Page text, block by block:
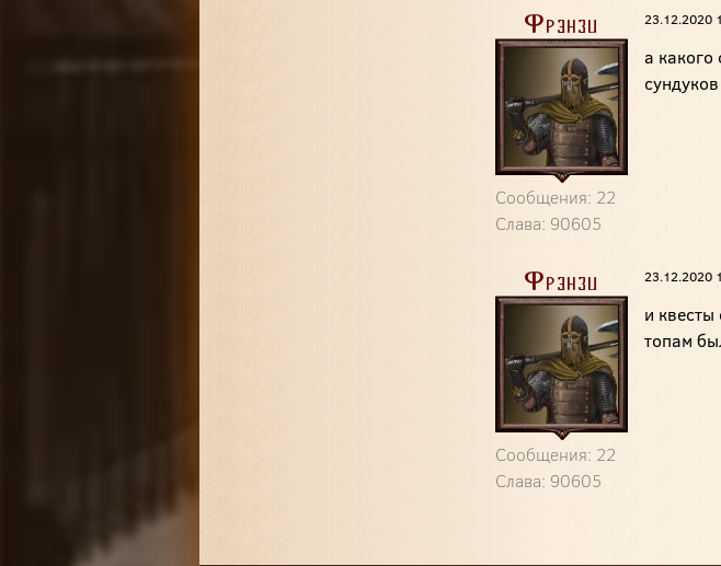
Фрэнзи
Сообщения: 22
Слава: 90605
23.12.2020
а какого
Фрэнзи
Сообщения: 22
Слава: 90605
23.12.2020
и квесты
топам